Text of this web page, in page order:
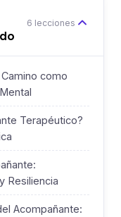
6 lecciones
como
Terapéutico?
Resiliencia
Acompañante: